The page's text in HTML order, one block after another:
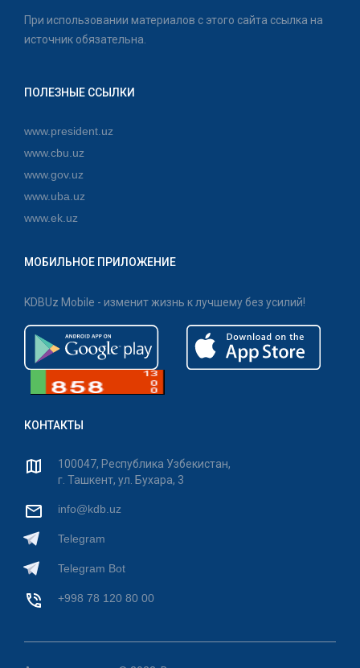
При использовании материалов с этого сайта ссылка на
источник обязательна.
ПОЛЕЗНЫЕ ССЫЛКИ
www.president.uz
www.cbu.uz
www.gov.uz
www.uba.uz
www.ek.uz
МОБИЛЬНОЕ ПРИЛОЖЕНИЕ
KDBUz Mobile - изменит жизнь к лучшему без усилий!
КОНТАКТЫ
100047, Республика Узбекистан,
г. Ташкент, ул. Бухара, 3
info@kdb.uz
Telegram
Telegram Bot
+998 78 120 80 00